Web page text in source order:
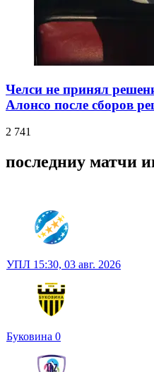
Челси не принял
Алонсо после сборов
2 741
последниу матчи
УПЛ 15:30, 03 авг. 2026
Буковина 0